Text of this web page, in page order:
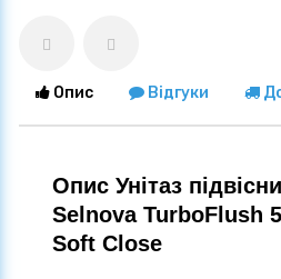
Опис Відгуки
Опис Унітаз
Selnova TurboFlush
Soft Close